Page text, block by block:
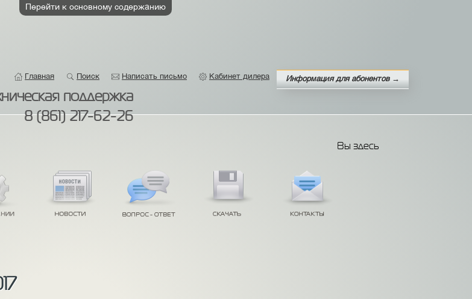
Перейти к основному содержанию
Главная Поиск Написать письмо Кабинет дилера Информация для абонентов →
поддержка
8 (861) 217-62-26
Вы здесь